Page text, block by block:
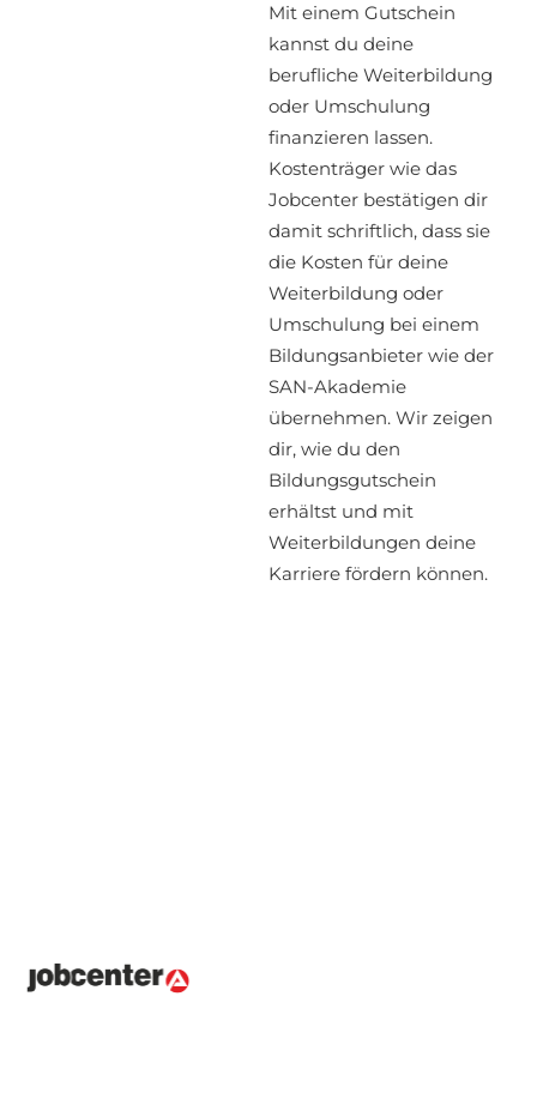
Mit einem Gutschein
kannst du deine
berufliche Weiterbildung
oder Umschulung
finanzieren lassen.
Kostenträger wie das
Jobcenter bestätigen dir
damit schriftlich, dass sie
die Kosten für deine
Weiterbildung oder
Umschulung bei einem
Bildungsanbieter wie der
SAN-Akademie
übernehmen. Wir zeigen
dir, wie du den
Bildungsgutschein
erhältst und mit
Weiterbildungen deine
Karriere fördern können.